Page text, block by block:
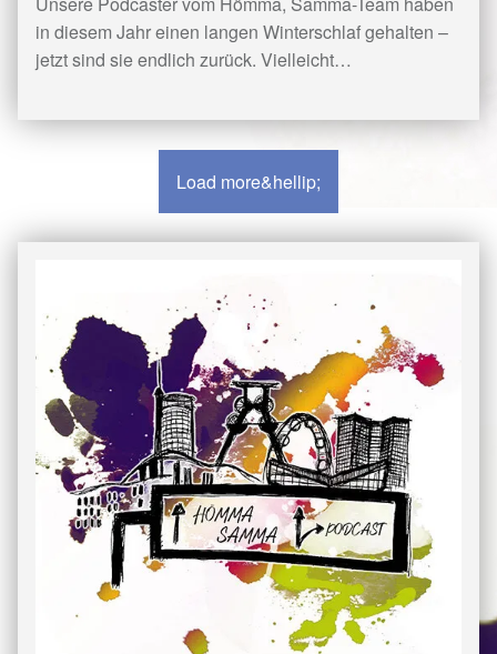
in diesem Jahr einen langen Winterschlaf gehalten –
jetzt sind sie endlich zurück. Vielleicht…
Load more&hellip;